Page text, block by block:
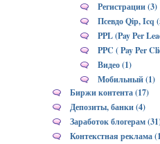
Регистрации (3)
Псевдо Qip, Icq
PPL (Pay Per
PPC ( Pay Per
Видео (1)
Мобильный (1)
Биржи контента (17)
Депозиты, банки (4)
Заработок блогерам
Контекстная реклама